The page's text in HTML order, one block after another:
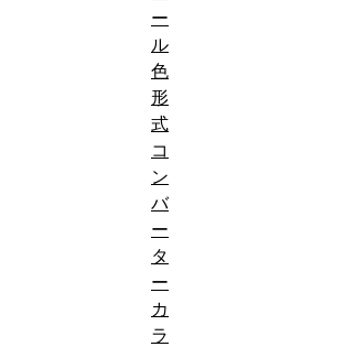
ー
ル
色
形
式
コ
ン
バ
ー
タ
ー
カ
ラ